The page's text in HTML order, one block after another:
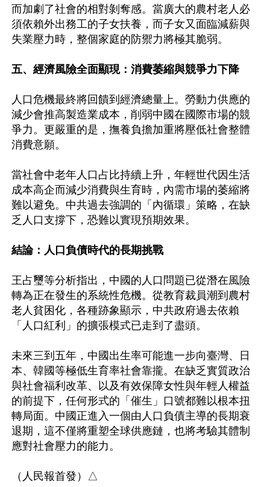
而加劇了社會的相對剝奪感。當廣大的農村老人必
須依賴外出務工的子女扶養，而子女又面臨減薪與
失業壓力時，整個家庭的防禦力將極其脆弱。
五、經濟風險全面顯現：消費萎縮與競爭力下降
人口危機最終將回饋到經濟總量上。勞動力供應的
減少會推高製造業成本，削弱中國在國際市場的競
爭力。更嚴重的是，撫養負擔加重將壓低社會整體
消費意願。
當社會中老年人口占比持續上升，年輕世代因生活
成本高企而減少消費與生育時，內需市場的萎縮將
難以避免。中共過去強調的「內循環」策略，在缺
乏人口支撐下，恐難以實現預期效果。
結論：人口負債時代的長期挑戰
王占璽等分析指出，中國的人口問題已從潛在風險
轉為正在發生的系統性危機。從教育裁員潮到農村
老人貧困化，各種跡象顯示，中共政府過去依賴
「人口紅利」的擴張模式已走到了盡頭。
未來三到五年，中國出生率可能進一步向臺灣、日
本、韓國等極低生育率社會靠攏。在缺乏實質政治
與社會福利改革、以及有效保障女性與年輕人權益
的前提下，任何形式的「催生」口號都難以根本扭
轉局面。中國正進入一個由人口負債主導的長期衰
退期，這不僅將重塑全球供應鏈，也將考驗其體制
應對社會壓力的能力。